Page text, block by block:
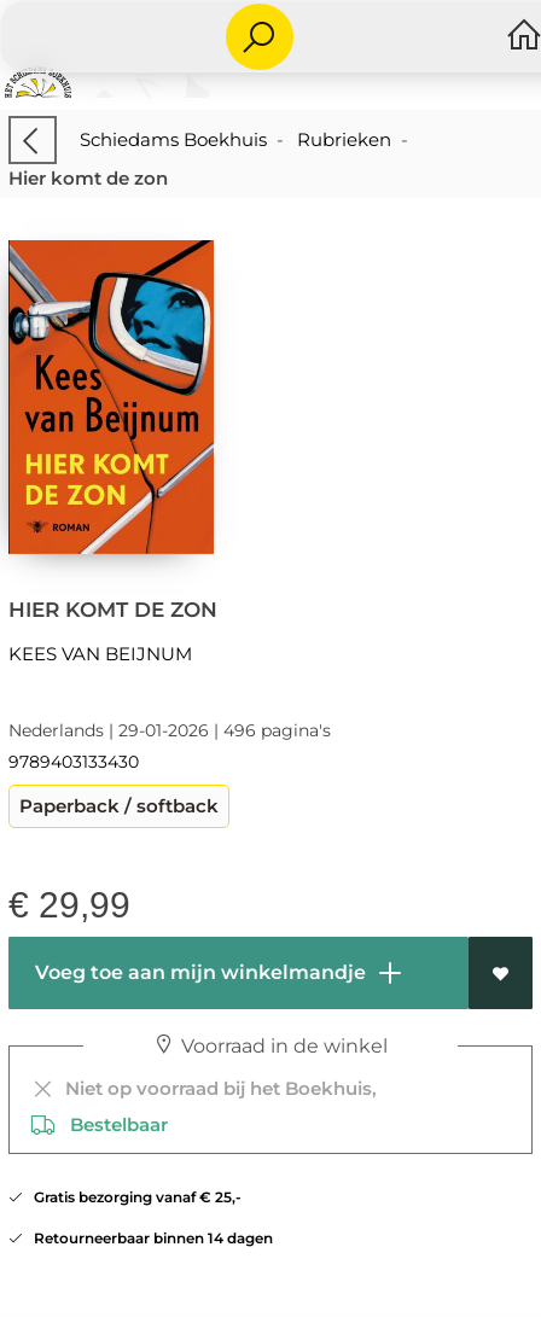
Schiedams Boekhuis- Rubrieken -
Hier komt de zon
HIER KOMT DE ZON
KEES VAN BEIJNUM
Nederlands | 29-01-2026 | 496 pagina's
9789403133430
Paperback / softback
€ 29,99
Voeg toe aan mijn winkelmandje
Voorraad in de winkel
Niet op voorraad bij het Boekhuis,
Bestelbaar
Gratis bezorging vanaf € 25,-
Retourneerbaar binnen 14 dagen